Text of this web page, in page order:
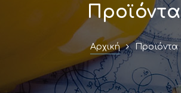
Προϊόντα
Αρχική Προϊόντα